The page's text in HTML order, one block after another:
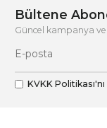
Bültene
Güncel kampanya
KVKK Politikası'nı